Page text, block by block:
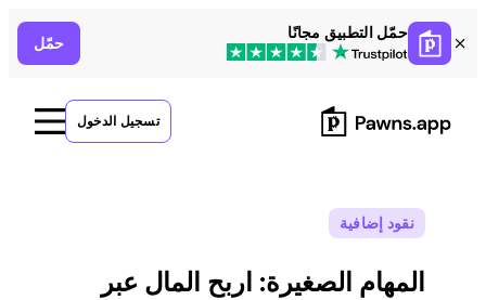
Skip
to
content
حمّل التطبيق مجانًا
حمّل
تسجيل الدخول
نقود إضافية
المهام الصغيرة: اربح المال عبر